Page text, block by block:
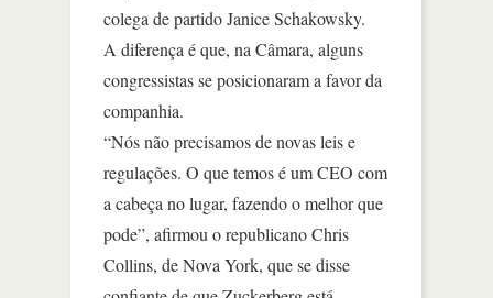
colega de partido Janice Schakowsky.
A diferença é que, na Câmara, alguns
congressistas se posicionaram a favor da
companhia.
“Nós não precisamos de novas leis e
regulações. O que temos é um CEO com
a cabeça no lugar, fazendo o melhor que
pode”, afirmou o republicano Chris
Collins, de Nova York, que se disse